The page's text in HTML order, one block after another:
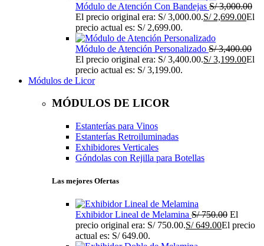
Módulo de Atención Con Bandejas S/3,000.00
El precio original era: S/ 3,000.00.S/2,699.00El
precio actual es: S/ 2,699.00.
Módulo de Atención Personalizado S/3,400.00
El precio original era: S/ 3,400.00.S/3,199.00El
precio actual es: S/ 3,199.00.
Módulos de Licor
MÓDULOS DE LICOR
Estanterías para Vinos
Estanterías Retroiluminadas
Exhibidores Verticales
Góndolas con Rejilla para Botellas
Las mejores Ofertas
Exhibidor Lineal de Melamina S/750.00 El
precio original era: S/ 750.00.S/649.00El precio
actual es: S/ 649.00.